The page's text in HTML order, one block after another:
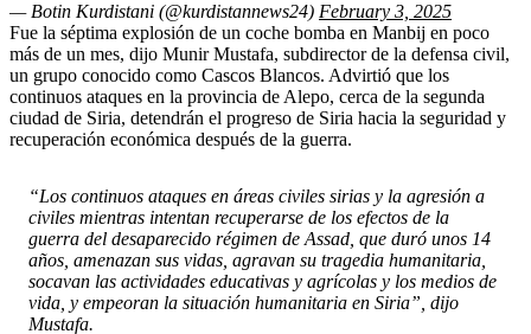
— Botin Kurdistani (@kurdistannews24) February 3, 2025
Fue la séptima explosión de un coche bomba en Manbij en poco
más de un mes, dijo Munir Mustafa, subdirector de la defensa civil,
un grupo conocido como Cascos Blancos. Advirtió que los
continuos ataques en la provincia de Alepo, cerca de la segunda
ciudad de Siria, detendrán el progreso de Siria hacia la seguridad y
recuperación económica después de la guerra.
“Los continuos ataques en áreas civiles sirias y la agresión a
civiles mientras intentan recuperarse de los efectos de la
guerra del desaparecido régimen de Assad, que duró unos 14
años, amenazan sus vidas, agravan su tragedia humanitaria,
socavan las actividades educativas y agrícolas y los medios de
vida, y empeoran la situación humanitaria en Siria”, dijo
Mustafa.